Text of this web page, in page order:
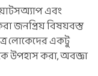
এবং
জনপ্রিয় বিষয়বস্তু
লোকেদের একটু
উপহাস করা, অবজ্ঞা